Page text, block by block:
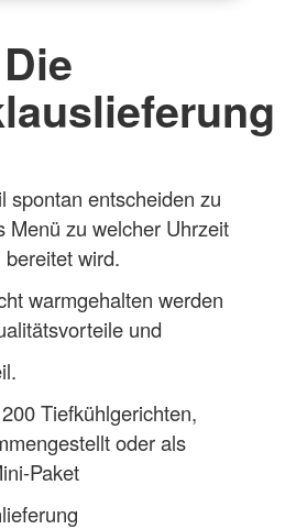
Die
spontan entscheiden zu
Menü zu welcher Uhrzeit
wird.
warmgehalten werden
und
Tiefkühlgerichten,
oder als
Paket